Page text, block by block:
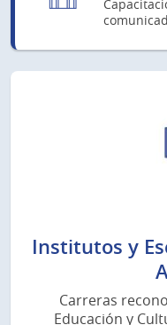
Institutos y
Carreras
Educación y